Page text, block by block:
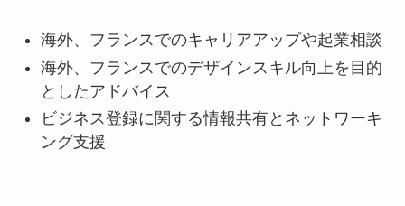
海外、フランスでのキャリアアップや起業相談
海外、フランスでのデザインスキル向上を目的
としたアドバイス
ビジネス登録に関する情報共有とネットワーキ
ング支援